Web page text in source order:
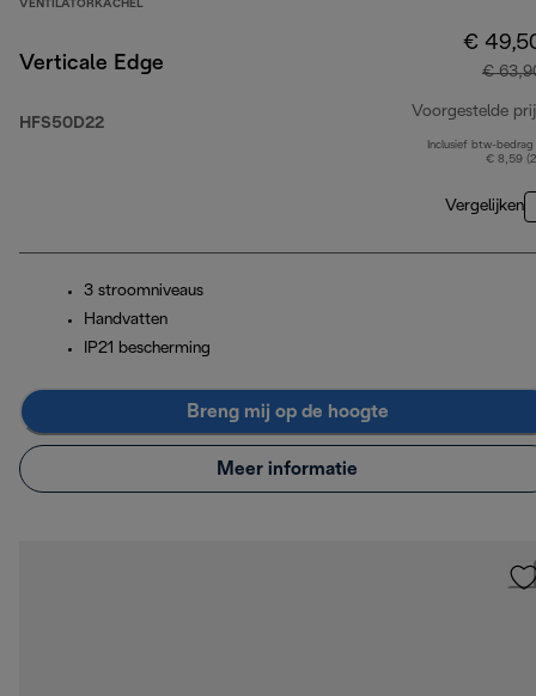
VENTILATORKACHEL
Verticale Edge
HFS50D22
€
€
Voorgestelde
Inclusief btw-bedrag
€ 8,59
Vergelijken
3 stroomniveaus
Handvatten
IP21 bescherming
Breng mij op de hoogte
Meer informatie